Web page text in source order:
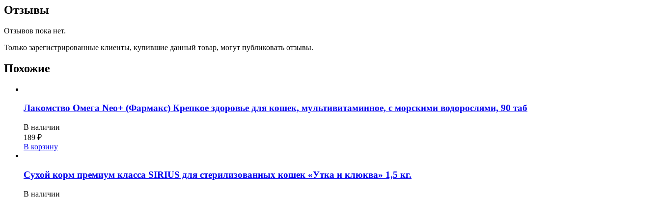
Отзывы
Отзывов пока нет.
Только зарегистрированные клиенты, купившие данный товар, могут публиковать отзывы.
Похожие
Лакомство Омега Neo+ (Фармакс) Крепкое здоровье для кошек, мультивитаминное, с морскими водорослями, 90 таб
В наличии
189 ₽
В корзину
Сухой корм премиум класса SIRIUS для стерилизованных кошек «Утка и клюква» 1,5 кг.
В наличии